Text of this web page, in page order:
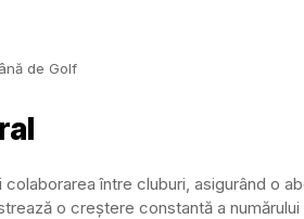
de Golf
între cluburi, asigurând o
o creștere constantă a numărului